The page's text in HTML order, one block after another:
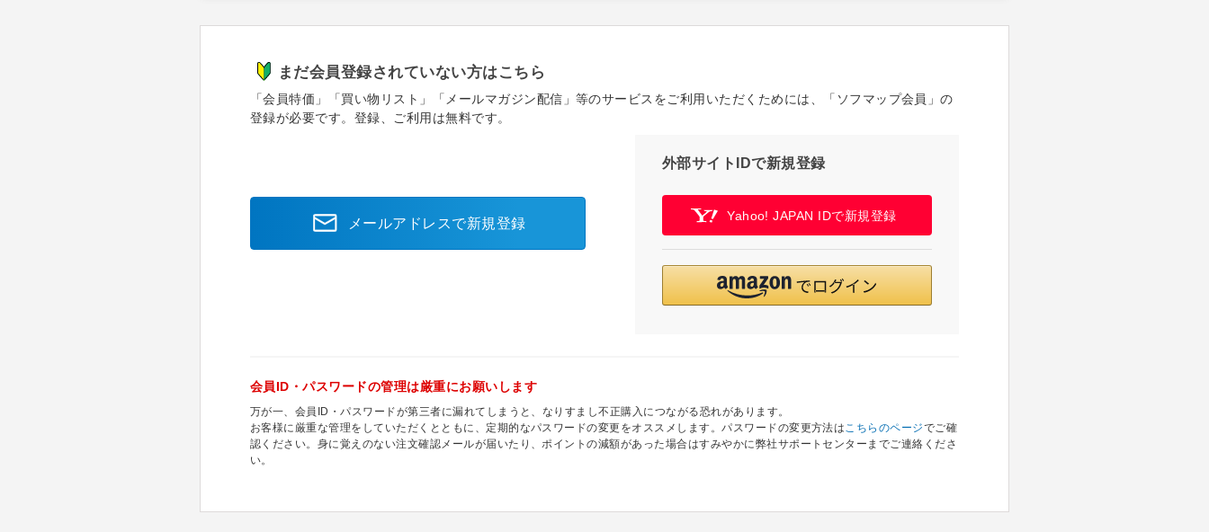
まだ会員登録されていない方はこちら
「会員特価」「買い物リスト」「メールマガジン配信」等のサービスをご利用いただくためには、「ソフマップ会員」の
登録が必要です。登録、ご利用は無料です。
メールアドレスで新規登録
外部サイトIDで新規登録
Yahoo! JAPAN IDで新規登録
会員ID・パスワードの管理は厳重にお願いします
万が一、会員ID・パスワードが第三者に漏れてしまうと、なりすまし不正購入につながる恐れがあります。
お客様に厳重な管理をしていただくとともに、定期的なパスワードの変更をオススメします。パスワードの変更方法はこちらのページでご確
認ください。身に覚えのない注文確認メールが届いたり、ポイントの減額があった場合はすみやかに弊社サポートセンターまでご連絡くださ
い。